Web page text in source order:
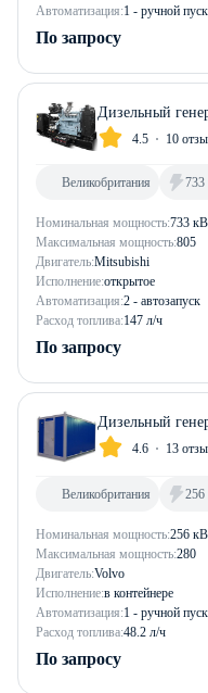
Автоматизация:1 - ручной пуск
По запросу
Дизельный
4.5 10
Номинальная мощность:733
Максимальная мощность:805
Двигатель:Mitsubishi
Исполнение:открытое
Автоматизация:2 - автозапуск
Расход топлива:147 л/ч
Великобритания
По запросу
Дизельный
4.6 13
Номинальная мощность:256
Максимальная мощность:280
Двигатель:Volvo
Исполнение:в контейнере
Автоматизация:1 - ручной пуск
Расход топлива:48.2 л/ч
Великобритания
По запросу